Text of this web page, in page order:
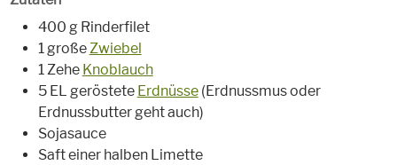
400 g Rinderfilet
1 großeZwiebel
1 Zehe Knoblauch
5 EL geröstete Erdnüsse(Erdnussmus oder
Erdnussbutter geht auch)
Sojasauce
Saft einer halben Limette